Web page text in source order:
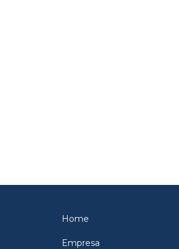
Home
Empresa